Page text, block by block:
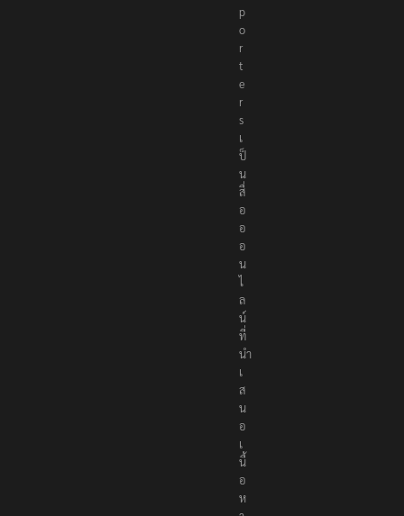
p
o
r
t
e
r
s
เ
ป็
น
สื่
อ
อ
อ
น
ไ
ล
น์
ที่
นำ
เ
ส
น
อ
เ
นื้
อ
ห